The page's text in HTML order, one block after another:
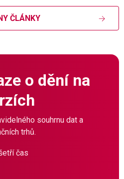
ČLÁNKY
o dění na
souhrnu dat a
trhů.
čas